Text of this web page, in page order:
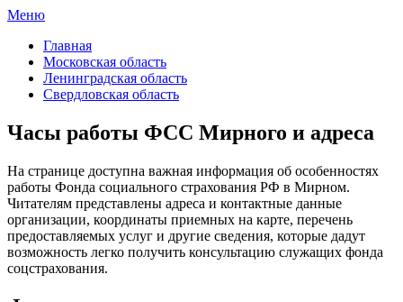
Меню
Главная
Московская область
Ленинградская область
Свердловская область
Часы работы ФСС Мирного и адреса
На странице доступна важная информация об особенностях
работы Фонда социального страхования РФ в Мирном.
Читателям представлены адреса и контактные данные
организации, координаты приемных на карте, перечень
предоставляемых услуг и другие сведения, которые дадут
возможность легко получить консультацию служащих фонда
соцстрахования.